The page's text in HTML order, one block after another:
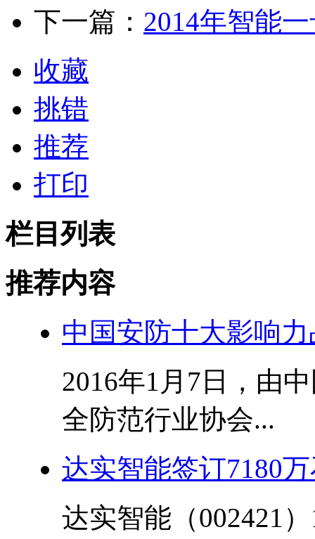
下一篇： 2014年智能
收藏
挑错
推荐
打印
栏目列表
推荐内容
中国安防十大影响
2016年1月7日，由
全防范行业协会...
达实智能签订7180
达实智能（002421